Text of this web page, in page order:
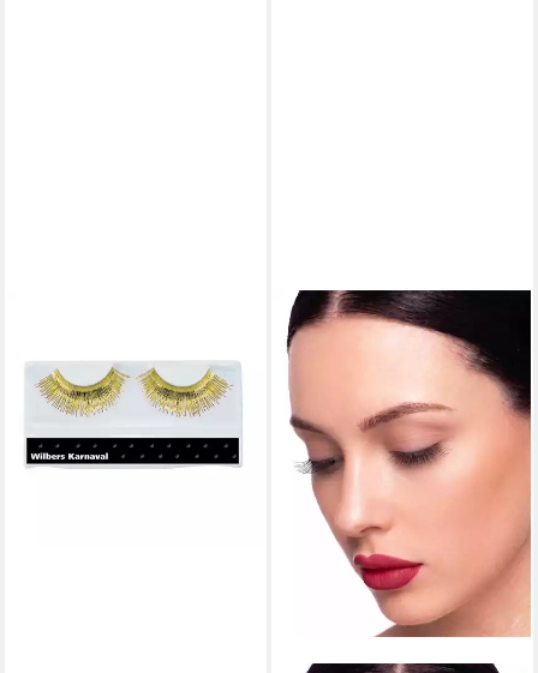
Wimpern gold, Breit
gefächerte Fake Lashes im
7,87 €
lieferbar - in 2-3 Werktagen bei dir